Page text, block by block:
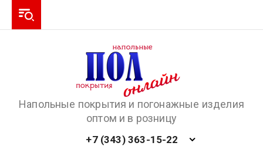
Напольные покрытия и погонажные изделия
оптом и в розницу
+7 (343) 363-15-22